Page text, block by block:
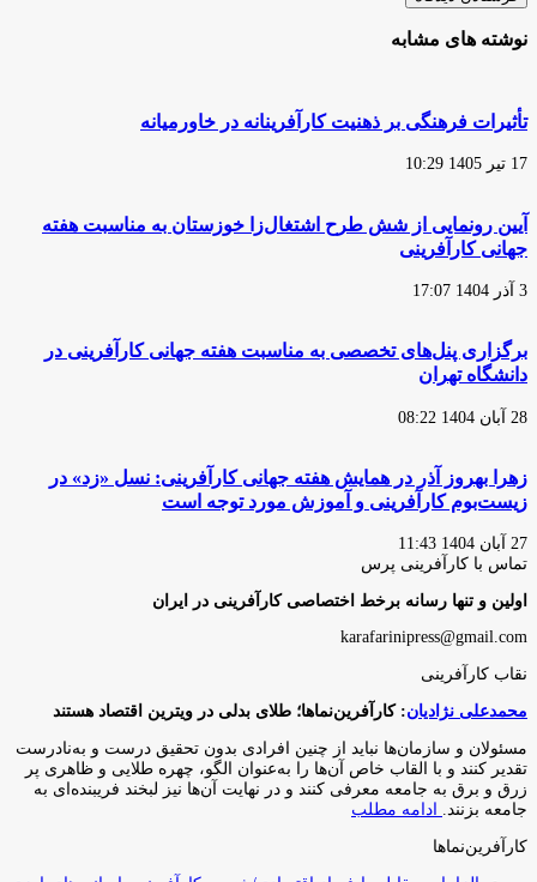
نوشته های مشابه
تأثیرات فرهنگی بر ذهنیت کارآفرینانه در خاورمیانه
17 تیر 1405 10:29
آیین رونمایی از شش طرح اشتغال‌زا خوزستان به مناسبت هفته
جهانی کارآفرینی
3 آذر 1404 17:07
برگزاری پنل‌های تخصصی به مناسبت هفته جهانی کارآفرینی در
دانشگاه تهران
28 آبان 1404 08:22
زهرا بهروز آذر در همایش هفته جهانی کارآفرینی: نسل «زد» در
زیست‌بوم کارآفرینی و آموزش مورد توجه است
27 آبان 1404 11:43
تماس با کارآفرینی پرس
اولین و تنها رسانه برخط اختصاصی کارآفرینی در ایران
karafarinipress@gmail.com
نقاب کارآفرینی
محمدعلی نژادیان: کارآفرین‌نماها؛ طلای بدلی در ویترین اقتصاد هستند
مسئولان و سازمان‌ها نباید از چنین افرادی بدون تحقیق درست و به‌نادرست
تقدیر کنند و با القاب خاص آ‌ن‌ها را به‌عنوان الگو، چهره طلایی و ظاهری پر
زرق و برق به جامعه معرفی کنند و در نهایت آن‌ها نیز لبخند فریبنده‌ای به
جامعه بزنند. ادامه مطلب
کارآفرین‌نماها